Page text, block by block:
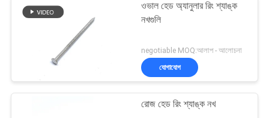
ওভাল হেড অ্যানুলার রিং শ্যাঙ্ক
নখগুলি
negotiable MOQ:আলাপ - আলোচনা
যোগাযোগ
রোজ হেড রিং শ্যাঙ্ক নখ